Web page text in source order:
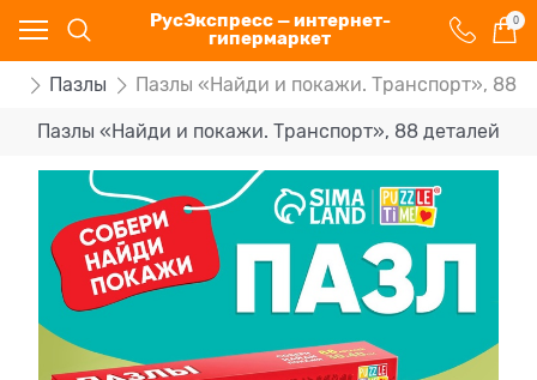
РусЭкспресс — интернет-
гипермаркет
0
Пазлы Пазлы «Найди и покажи. Транспорт», 88
Пазлы «Найди и покажи. Транспорт», 88 деталей